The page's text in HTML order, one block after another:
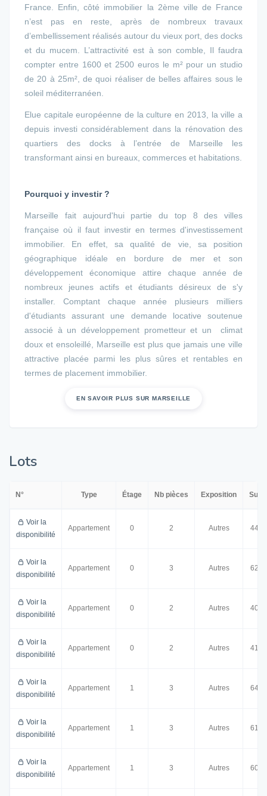
France. Enfin, côté immobilier la 2ème ville de France
n’est pas en reste, après de nombreux travaux
d’embellissement réalisés autour du vieux port, des docks
et du mucem. L’attractivité est à son comble, Il faudra
compter entre 1600 et 2500 euros le m² pour un studio
de 20 à 25m², de quoi réaliser de belles affaires sous le
soleil méditerranéen.
Elue capitale européenne de la culture en 2013, la ville a
depuis investi considérablement dans la rénovation des
quartiers des docks à l’entrée de Marseille les
transformant ainsi en bureaux, commerces et habitations.
Pourquoi y investir ?
Marseille fait aujourd'hui partie du top 8 des villes
française où il faut investir en termes d'investissement
immobilier. En effet, sa qualité de vie, sa position
géographique idéale en bordure de mer et son
développement économique attire chaque année de
nombreux jeunes actifs et étudiants désireux de s'y
installer. Comptant chaque année plusieurs milliers
d'étudiants assurant une demande locative soutenue
associé à un développement prometteur et un climat
doux et ensoleillé, Marseille est plus que jamais une ville
attractive placée parmi les plus sûres et rentables en
termes de placement immobilier.
EN SAVOIR PLUS SUR MARSEILLE
Lots
N° Type Étage Nb pièces Exposition
Voir la
disponibilité
Appartement 0 2 Autres 44.0
Voir la
disponibilité
Appartement 0 3 Autres 62.0
Voir la
disponibilité
Appartement 0 2 Autres 40.0
Voir la
disponibilité
Appartement 0 2 Autres 41.0
Voir la
disponibilité
Appartement 1 3 Autres 64.0
Voir la
disponibilité
Appartement 1 3 Autres 61.0
Voir la
disponibilité
Appartement 1 3 Autres 60.0